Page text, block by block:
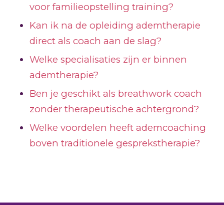
voor familieopstelling training?
Kan ik na de opleiding ademtherapie
direct als coach aan de slag?
Welke specialisaties zijn er binnen
ademtherapie?
Ben je geschikt als breathwork coach
zonder therapeutische achtergrond?
Welke voordelen heeft ademcoaching
boven traditionele gesprekstherapie?